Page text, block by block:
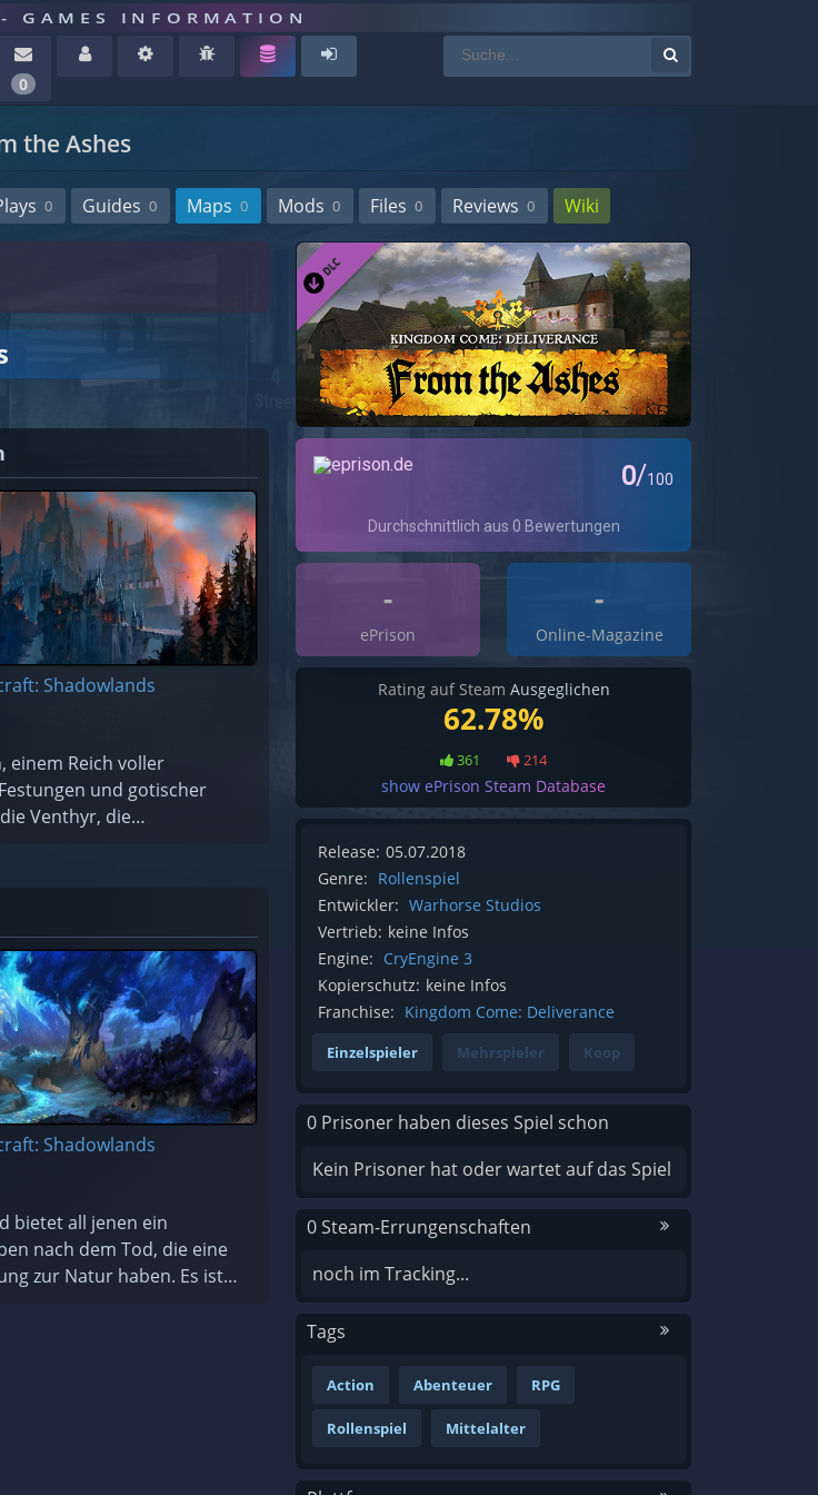
GAMES INFORMATION
0
the Ashes
0 Guides 0 Maps 0 Mods 0 Files 0 Reviews 0 Wiki
Shadowlands
einem Reich voller
und gotischer
Venthyr, die
für ihre Sünden Buße
Shadowlands
bietet all jenen ein
nach dem Tod, die eine
zur Natur haben. Es ist
-
ePrison
-
Online-Magazine
Rating auf Steam Ausgeglichen
62.78%
361 214
show ePrison Steam Database
Release: 05.07.2018
Genre: Rollenspiel
Entwickler: Warhorse Studios
Vertrieb: keine Infos
Engine: CryEngine 3
Kopierschutz: keine Infos
Franchise: Kingdom Come: Deliverance
Einzelspieler Mehrspieler Koop
0 Prisoner haben dieses Spiel schon
Kein Prisoner hat oder wartet auf das Spiel
0 Steam-Errungenschaften
noch im Tracking...
Tags
Action Abenteuer RPG
Rollenspiel Mittelalter